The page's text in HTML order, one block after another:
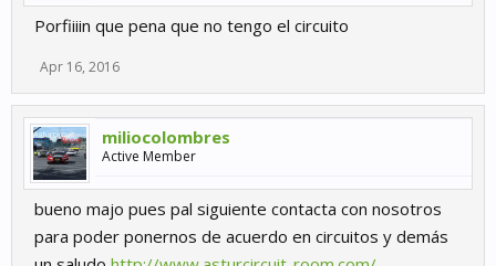
Porfiiiin que pena que no tengo el circuito
Apr 16, 2016
miliocolombres
Active Member
bueno majo pues pal siguiente contacta con nosotros
para poder ponernos de acuerdo en circuitos y demás